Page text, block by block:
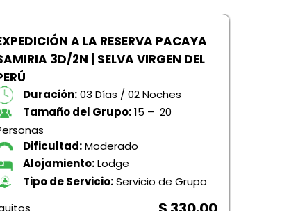
A LA RESERVA PACAYA
3D/2N | SELVA VIRGEN DEL
Duración:03 Días / 02 Noches
Tamaño del Grupo:15 – 20
Dificultad:Moderado
Alojamiento:Lodge
Tipo de Servicio:Servicio de Grupo